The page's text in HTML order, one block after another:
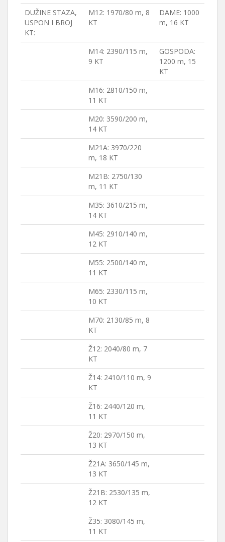
DUŽINE STAZA,
USPON I BROJ
KT:
M12: 1970/80 m, 8
KT
DAME: 1000
m, 16 KT
M14: 2390/115 m,
9 KT
GOSPODA:
1200 m, 15
KT
M16: 2810/150 m,
11 KT
M20: 3590/200 m,
14 KT
M21A: 3970/220
m, 18 KT
M21B: 2750/130
m, 11 KT
M35: 3610/215 m,
14 KT
M45: 2910/140 m,
12 KT
M55: 2500/140 m,
11 KT
M65: 2330/115 m,
10 KT
M70: 2130/85 m, 8
KT
Ž12: 2040/80 m, 7
KT
Ž14: 2410/110 m, 9
KT
Ž16: 2440/120 m,
11 KT
Ž20: 2970/150 m,
13 KT
Ž21A: 3650/145 m,
13 KT
Ž21B: 2530/135 m,
12 KT
Ž35: 3080/145 m,
11 KT